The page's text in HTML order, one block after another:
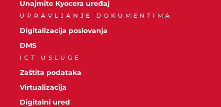
Unajmite Kyocera uređaj
UPRAVLJANJE DOKUMENTIMA
Digitalizacija poslovanja
DMS
ICT USLUGE
Zaštita podataka
Virtualizacija
Digitalni ured